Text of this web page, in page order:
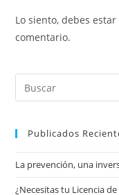
Lo siento, debes estar
comentario.
Publicados
La prevención, una
¿Necesitas tu Licencia